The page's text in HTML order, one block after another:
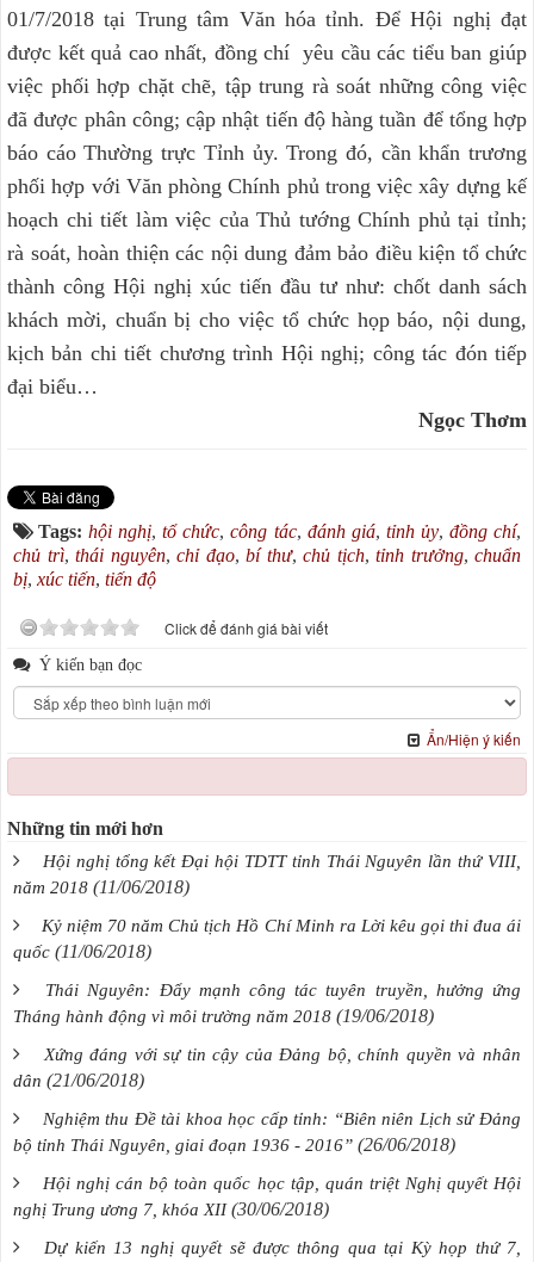
01/7/2018 tại Trung tâm Văn hóa tỉnh. Để Hội nghị đạt
được kết quả cao nhất, đồng chí yêu cầu các tiểu ban giúp
việc phối hợp chặt chẽ, tập trung rà soát những công việc
đã được phân công; cập nhật tiến độ hàng tuần để tổng hợp
báo cáo Thường trực Tỉnh ủy. Trong đó, cần khẩn trương
phối hợp với Văn phòng Chính phủ trong việc xây dựng kế
hoạch chi tiết làm việc của Thủ tướng Chính phủ tại tỉnh;
rà soát, hoàn thiện các nội dung đảm bảo điều kiện tổ chức
thành công Hội nghị xúc tiến đầu tư như: chốt danh sách
khách mời, chuẩn bị cho việc tổ chức họp báo, nội dung,
kịch bản chi tiết chương trình Hội nghị; công tác đón tiếp
đại biểu…
Ngọc Thơm
Tags:hội nghị,tổ chức,công tác, đánh giá, tỉnh ủy,đồng chí,
chủ trì, thái nguyên, chỉ đạo, bí thư, chủ tịch, tỉnh trưởng, chuẩn
bị, xúc tiến, tiến độ
Click để đánh giá bài viết
Ý kiến bạn đọc
Ẩn/Hiện ý kiến
Những tin mới hơn
Hội nghị tổng kết Đại hội TDTT tỉnh Thái Nguyên lần thứ VIII,
năm 2018 (11/06/2018)
Kỷ niệm 70 năm Chủ tịch Hồ Chí Minh ra Lời kêu gọi thi đua ái
quốc (11/06/2018)
Thái Nguyên: Đẩy mạnh công tác tuyên truyền, hưởng ứng
Tháng hành động vì môi trường năm 2018 (19/06/2018)
Xứng đáng với sự tin cậy của Đảng bộ, chính quyền và nhân
dân (21/06/2018)
Nghiệm thu Đề tài khoa học cấp tỉnh: “Biên niên Lịch sử Đảng
bộ tỉnh Thái Nguyên, giai đoạn 1936 - 2016” (26/06/2018)
Hội nghị cán bộ toàn quốc học tập, quán triệt Nghị quyết Hội
nghị Trung ương 7, khóa XII (30/06/2018)
Dự kiến 13 nghị quyết sẽ được thông qua tại Kỳ họp thứ 7,